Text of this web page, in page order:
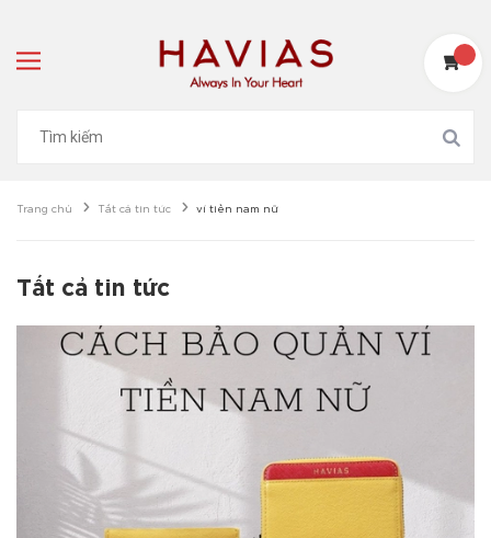
Trang chủ Tất cả tin tức ví tiền nam nữ
Tất cả tin tức